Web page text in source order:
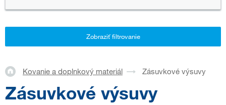
Zobraziť filtrovanie
Kovanie a doplnkový materiál Zásuvkové výsuvy
Zásuvkové výsuvy